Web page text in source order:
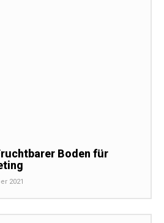
Boden für
2021